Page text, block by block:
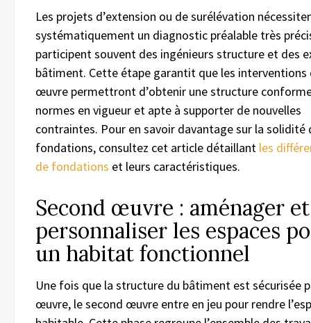
Les projets d’extension ou de surélévation
systématiquement un diagnostic préalable très
participent souvent des ingénieurs structure et des
bâtiment. Cette étape garantit que les interventions
œuvre permettront d’obtenir une structure
normes en vigueur et apte à supporter de nouvelles
contraintes. Pour en savoir davantage sur la solidité
fondations, consultez cet article détaillant les
de fondations et leurs caractéristiques.
Second œuvre : aménager et
personnaliser les espaces
un habitat fonctionnel
Une fois que la structure du bâtiment est sécurisée
œuvre, le second œuvre entre en jeu pour rendre